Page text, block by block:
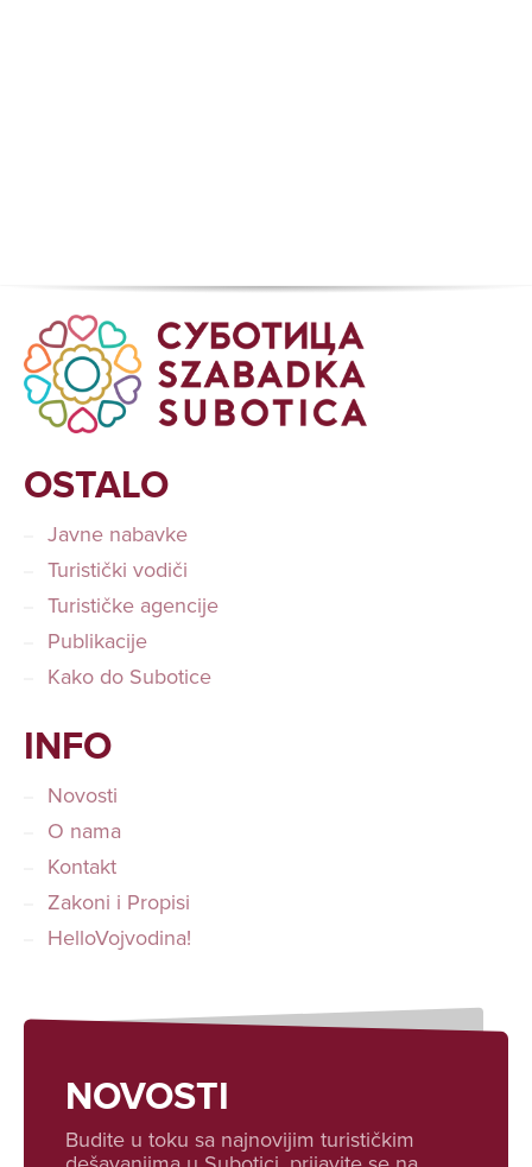
OSTALO
Javne nabavke
Turistički vodiči
Turističke agencije
Publikacije
Kako do Subotice
INFO
Novosti
O nama
Kontakt
Zakoni i Propisi
HelloVojvodina!
NOVOSTI
Budite u toku sa najnovijim turističkim